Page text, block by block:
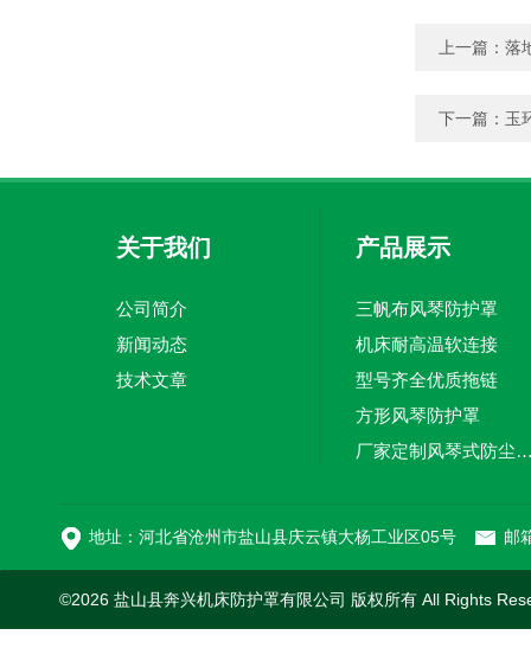
上一篇： 落
下一篇： 玉
关于我们
公司简介
新闻动态
技术文章
产品展示
三帆布风琴防护罩
机床耐高温软连接
型号齐全优质拖链
方形风琴防护罩
厂家定制风琴式
地址：河北省沧州市盐山县庆云镇大杨工业区05号 邮
©2026 盐山县奔兴机床防护罩有限公司 版权所有 All Rights